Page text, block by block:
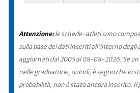
Attenzione:le schede-atleti sono
sulla base dei dati inseriti all'interno degli
aggiornati dal 2005 al 08-08-2026. Se
nelle graduatorie, quindi, è segno che lo
probabilità, non è stato ancora inserito. Il